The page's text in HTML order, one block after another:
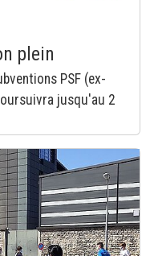
plein
PSF (ex-
jusqu'au 2